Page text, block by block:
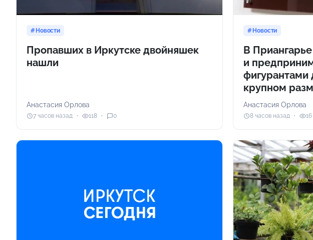
Новости
Пропавших в Иркутске двойняшек
нашли
Анастасия Орлова
7 часов назад 118 0
Новости
В
и
фигурантами
крупном
Анастасия Орлова
8 часов назад 16